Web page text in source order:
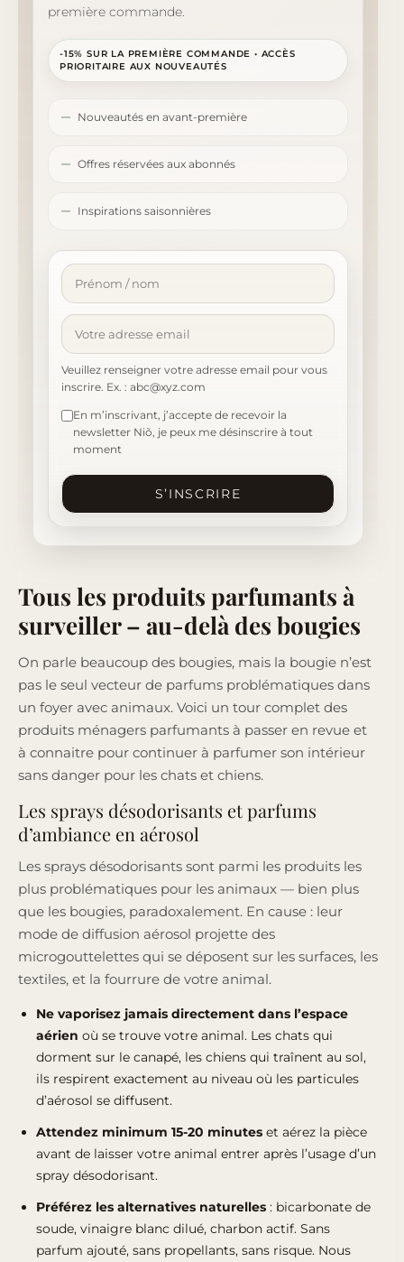
première commande.
-15% SUR LA PREMIÈRE COMMANDE • ACCÈS
PRIORITAIRE AUX NOUVEAUTÉS
Nouveautés en avant-première
Offres réservées aux abonnés
Inspirations saisonnières
Veuillez renseigner votre adresse email pour vous
inscrire. Ex. : abc@xyz.com
En m’inscrivant, j’accepte de recevoir la
newsletter Niõ, je peux me désinscrire à tout
moment
S’INSCRIRE
Tous les produits parfumants à
surveiller – au-delà des bougies
On parle beaucoup des bougies, mais la bougie n’est
pas le seul vecteur de parfums problématiques dans
un foyer avec animaux. Voici un tour complet des
produits ménagers parfumants à passer en revue et
à connaitre pour continuer à parfumer son intérieur
sans danger pour les chats et chiens.
Les sprays désodorisants et parfums
d’ambiance en aérosol
Les sprays désodorisants sont parmi les produits les
plus problématiques pour les animaux — bien plus
que les bougies, paradoxalement. En cause : leur
mode de diffusion aérosol projette des
microgouttelettes qui se déposent sur les surfaces, les
textiles, et la fourrure de votre animal.
Ne vaporisez jamais directement dans l’espace
aérien où se trouve votre animal. Les chats qui
dorment sur le canapé, les chiens qui traînent au sol,
ils respirent exactement au niveau où les particules
d’aérosol se diffusent.
Attendez minimum 15-20 minutes et aérez la pièce
avant de laisser votre animal entrer après l’usage d’un
spray désodorisant.
Préférez les alternatives naturelles : bicarbonate de
soude, vinaigre blanc dilué, charbon actif. Sans
parfum ajouté, sans propellants, sans risque. Nous